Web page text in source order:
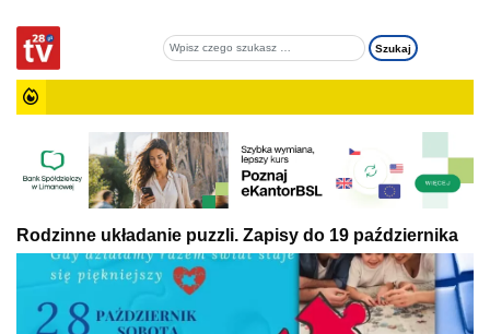
Rodzinne układanie puzzli. Zapisy do 19 października